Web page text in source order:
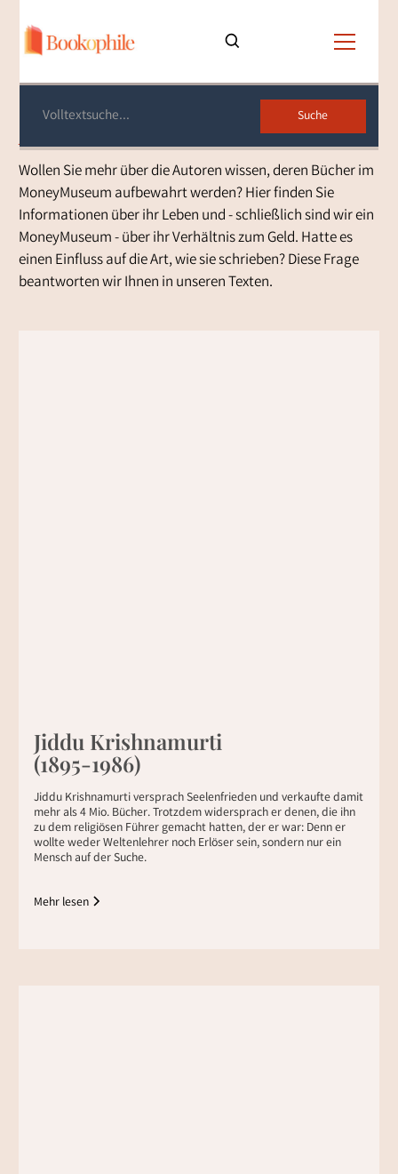
Wollen Sie mehr über die Autoren wissen, deren Bücher im
MoneyMuseum aufbewahrt werden? Hier finden Sie
Informationen über ihr Leben und - schließlich sind wir ein
MoneyMuseum - über ihr Verhältnis zum Geld. Hatte es
einen Einfluss auf die Art, wie sie schrieben? Diese Frage
beantworten wir Ihnen in unseren Texten.
Jiddu Krishnamurti
(1895-1986)
Jiddu Krishnamurti versprach Seelenfrieden und verkaufte damit
mehr als 4 Mio. Bücher. Trotzdem widersprach er denen, die ihn
zu dem religiösen Führer gemacht hatten, der er war: Denn er
wollte weder Weltenlehrer noch Erlöser sein, sondern nur ein
Mensch auf der Suche.
Mehr lesen